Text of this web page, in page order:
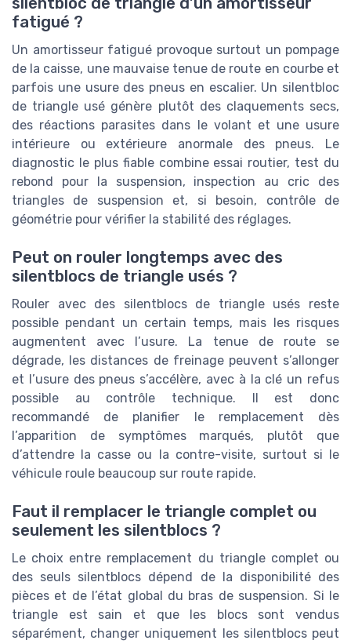
fatigué ?
Un amortisseur fatigué provoque surtout un pompage
de la caisse, une mauvaise tenue de route en courbe et
parfois une usure des pneus en escalier. Un silentbloc
de triangle usé génère plutôt des claquements secs,
des réactions parasites dans le volant et une usure
intérieure ou extérieure anormale des pneus. Le
diagnostic le plus fiable combine essai routier, test du
rebond pour la suspension, inspection au cric des
triangles de suspension et, si besoin, contrôle de
géométrie pour vérifier la stabilité des réglages.
Peut on rouler longtemps avec des
silentblocs de triangle usés ?
Rouler avec des silentblocs de triangle usés reste
possible pendant un certain temps, mais les risques
augmentent avec l’usure. La tenue de route se
dégrade, les distances de freinage peuvent s’allonger
et l’usure des pneus s’accélère, avec à la clé un refus
possible au contrôle technique. Il est donc
recommandé de planifier le remplacement dès
l’apparition de symptômes marqués, plutôt que
d’attendre la casse ou la contre-visite, surtout si le
véhicule roule beaucoup sur route rapide.
Faut il remplacer le triangle complet ou
seulement les silentblocs ?
Le choix entre remplacement du triangle complet ou
des seuls silentblocs dépend de la disponibilité des
pièces et de l’état global du bras de suspension. Si le
triangle est sain et que les blocs sont vendus
séparément, changer uniquement les silentblocs peut